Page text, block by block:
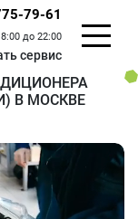
79-61
до 22:00
сервис
В МОСКВЕ